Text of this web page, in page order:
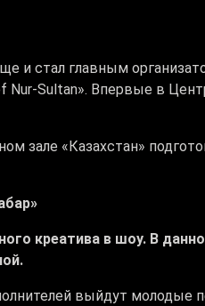
стал главным
Sultan». Впервые в
зале «Казахстан»
креатива в шоу. В
выйдут молодые